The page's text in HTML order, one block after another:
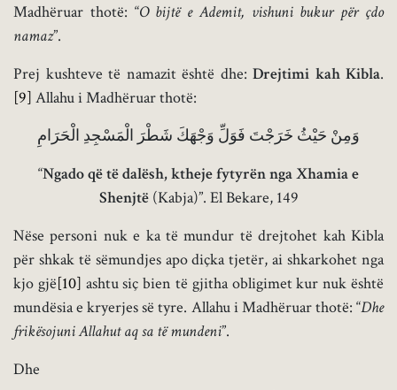
Madhëruar thotë: “O bijtë e Ademit, vishuni bukur për çdo
namaz”.
Prej kushteve të namazit është dhe: Drejtimi kah Kibla.
[9] Allahu i Madhëruar thotë:
وَمِنْ حَيْثُ خَرَجْتَ فَوَلِّ وَجْهَكَ شَطْرَ الْمَسْجِدِ الْحَرَامِ
“Ngado që të dalësh, ktheje fytyrën nga Xhamia e
Shenjtë(Kabja)”. El Bekare, 149
Nëse personi nuk e ka të mundur të drejtohet kah Kibla
për shkak të sëmundjes apo diçka tjetër, ai shkarkohet nga
kjo gjë[10] ashtu siç bien të gjitha obligimet kur nuk është
mundësia e kryerjes së tyre. Allahu i Madhëruar thotë: “Dhe
frikësojuni Allahut aq sa të mundeni”.
Dhe